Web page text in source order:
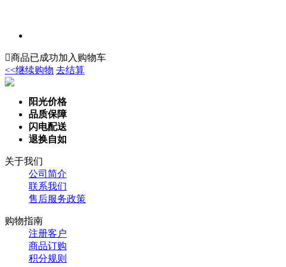
商品已成功加入购物车
<<继续购物 去结算
阳光价格
品质保障
闪电配送
退换自如
关于我们
公司简介
联系我们
售后服务政策
购物指南
注册客户
商品订购
积分规则